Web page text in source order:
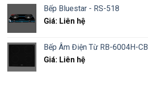
Bếp Bluestar - RS-518
Giá: Liên hệ
Bếp Âm Điện Từ RB-6004H-CB
Giá: Liên hệ